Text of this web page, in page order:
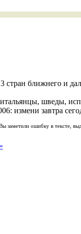
ближнего и
итальянцы, шведы,
измени завтра
заметили ошибку в тексте,